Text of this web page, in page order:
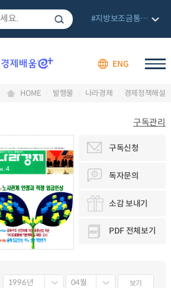
ENG
#지방보조금통합관리망
HOME 발행물 나라경제 경제정책해설
구독관리
구독신청
독자문의
소감 보내기
PDF 전체보기
보기